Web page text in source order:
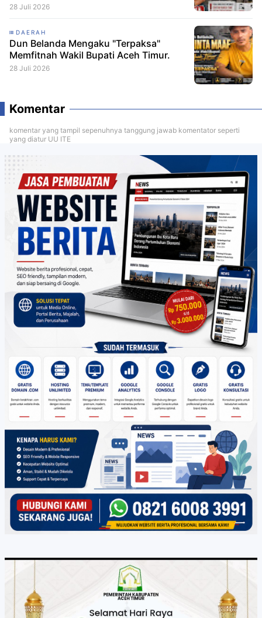
28 Juli 2026
DAERAH
Dun Belanda Mengaku "Terpaksa"
Memfitnah Wakil Bupati Aceh Timur.
28 Juli 2026
Komentar
komentar yang tampil sepenuhnya tanggung jawab komentator seperti
yang diatur UU ITE